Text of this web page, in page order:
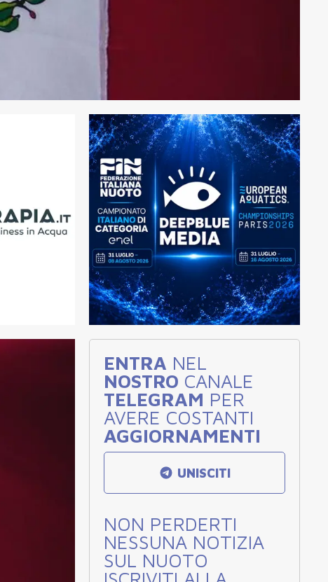
ENTRA NEL
NOSTRO CANALE
TELEGRAM PER
AVERE COSTANTI
AGGIORNAMENTI
UNISCITI
NON PERDERTI
NESSUNA NOTIZIA
SUL NUOTO